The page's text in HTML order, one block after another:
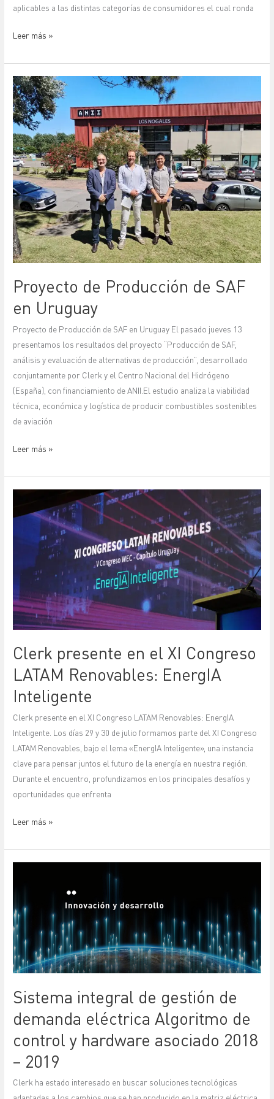
aplicables a las distintas categorías de consumidores el cual ronda
Leer más »
Proyecto de Producción de SAF
en Uruguay
Proyecto de Producción de SAF en Uruguay El pasado jueves 13
presentamos los resultados del proyecto “Producción de SAF,
análisis y evaluación de alternativas de producción”, desarrollado
conjuntamente por Clerk y el Centro Nacional del Hidrógeno
(España), con financiamiento de ANII.El estudio analiza la viabilidad
técnica, económica y logística de producir combustibles sostenibles
de aviación
Proyecto
de
Producción
de
SAF
en
Uruguay
Leer más »
Clerk presente en el XI Congreso
LATAM Renovables: EnergIA
Inteligente
Clerk presente en el XI Congreso LATAM Renovables: EnergIA
Inteligente. Los días 29 y 30 de julio formamos parte del XI Congreso
LATAM Renovables, bajo el lema «EnergIA Inteligente», una instancia
clave para pensar juntos el futuro de la energía en nuestra región.
Durante el encuentro, profundizamos en los principales desafíos y
oportunidades que enfrenta
presente
Congreso
Renovables:
EnergIA
Leer más »
Sistema integral de gestión de
demanda eléctrica Algoritmo de
control y hardware asociado 2018
– 2019
Clerk ha estado interesado en buscar soluciones tecnológicas
gestión
de
demanda
eléctrica
Algoritmo
de
y
hardware
2018
–